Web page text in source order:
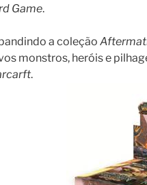
Game.
a coleção
monstros, heróis e
.